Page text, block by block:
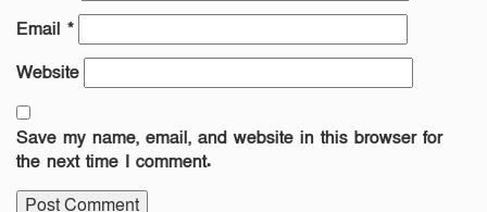
Email *
Website
Save my name, email, and website in this browser for
the next time I comment.